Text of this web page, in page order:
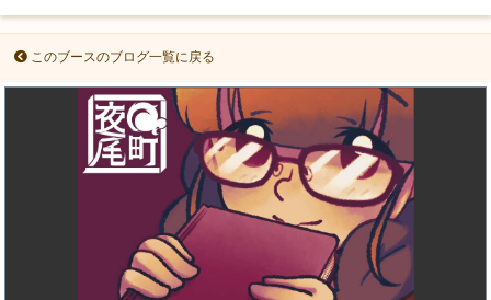
このブースのブログ一覧に戻る